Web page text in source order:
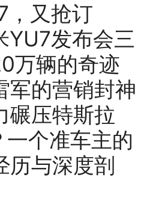
，又抢订
YU7发布会三
万辆的奇迹
军的营销封神
碾压特斯拉
个准车主的
历与深度剖